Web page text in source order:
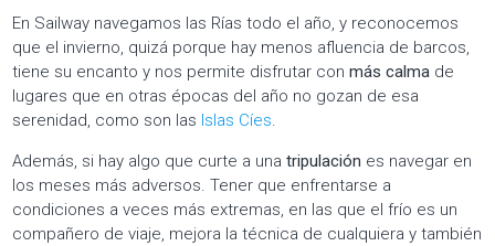
En Sailway navegamos las Rías todo el año, y reconocemos
que el invierno, quizá porque hay menos afluencia de barcos,
tiene su encanto y nos permite disfrutar conmás calma de
lugares que en otras épocas del año no gozan de esa
serenidad, como son las Islas Cíes.
Además, si hay algo que curte a unatripulación es navegar en
los meses más adversos. Tener que enfrentarse a
condiciones a veces más extremas, en las que el frío es un
compañero de viaje, mejora la técnica de cualquiera y también